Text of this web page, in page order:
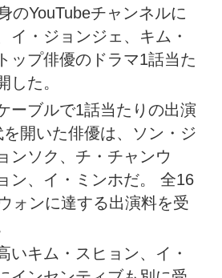
のYouTubeチャンネルに
イ・ジョンジェ、キム・
ップ俳優のドラマ1話当た
した。
ーブルで1話当たりの出演
開いた俳優は、ソン・ジ
ンソク、チ・チャンウ
ン、イ・ミンホだ。 全16
ォンに達する出演料を受
いキム・スヒョン、イ・